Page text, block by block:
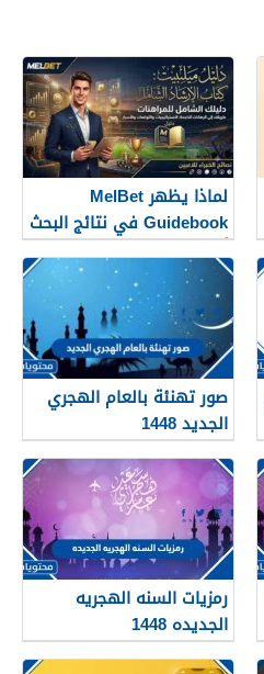
لماذا يظهر MelBet
Guidebook في نتائج البحث
أكثر من صفحات كثيرة؟
صور تهنئة بالعام الهجري
الجديد 1448
رمزيات السنه الهجريه
الجديده 1448